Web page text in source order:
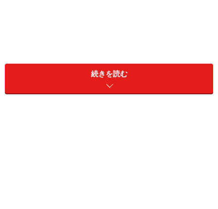
続きを読む